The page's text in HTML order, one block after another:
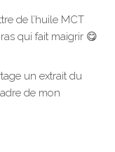
de l’huile MCT
qui fait maigrir 😋
un extrait du
de mon